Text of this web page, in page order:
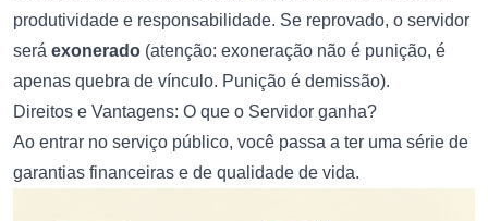
produtividade e responsabilidade. Se reprovado, o servidor
será exonerado (atenção: exoneração não é punição, é
apenas quebra de vínculo. Punição é demissão).
Direitos e Vantagens: O que o Servidor ganha?
Ao entrar no serviço público, você passa a ter uma série de
garantias financeiras e de qualidade de vida.